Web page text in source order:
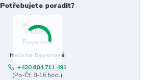
Potřebujete poradit?
Helena Bayerová
+420 604 711 491
(Po-Čt, 8-16 hod.)